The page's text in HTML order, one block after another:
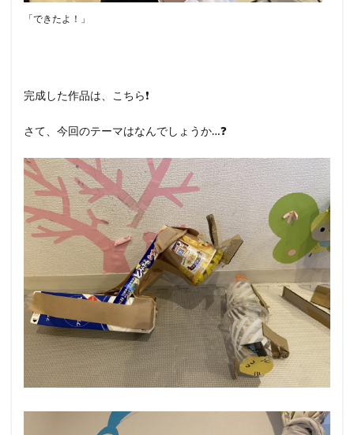
「できたよ！」
完成した作品は、こちら❗️
さて、今回のテーマはなんでしょうか…❓